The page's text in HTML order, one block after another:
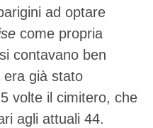
ad optare
come propria
contavano ben
era già stato
volte il cimitero, che
agli attuali 44.